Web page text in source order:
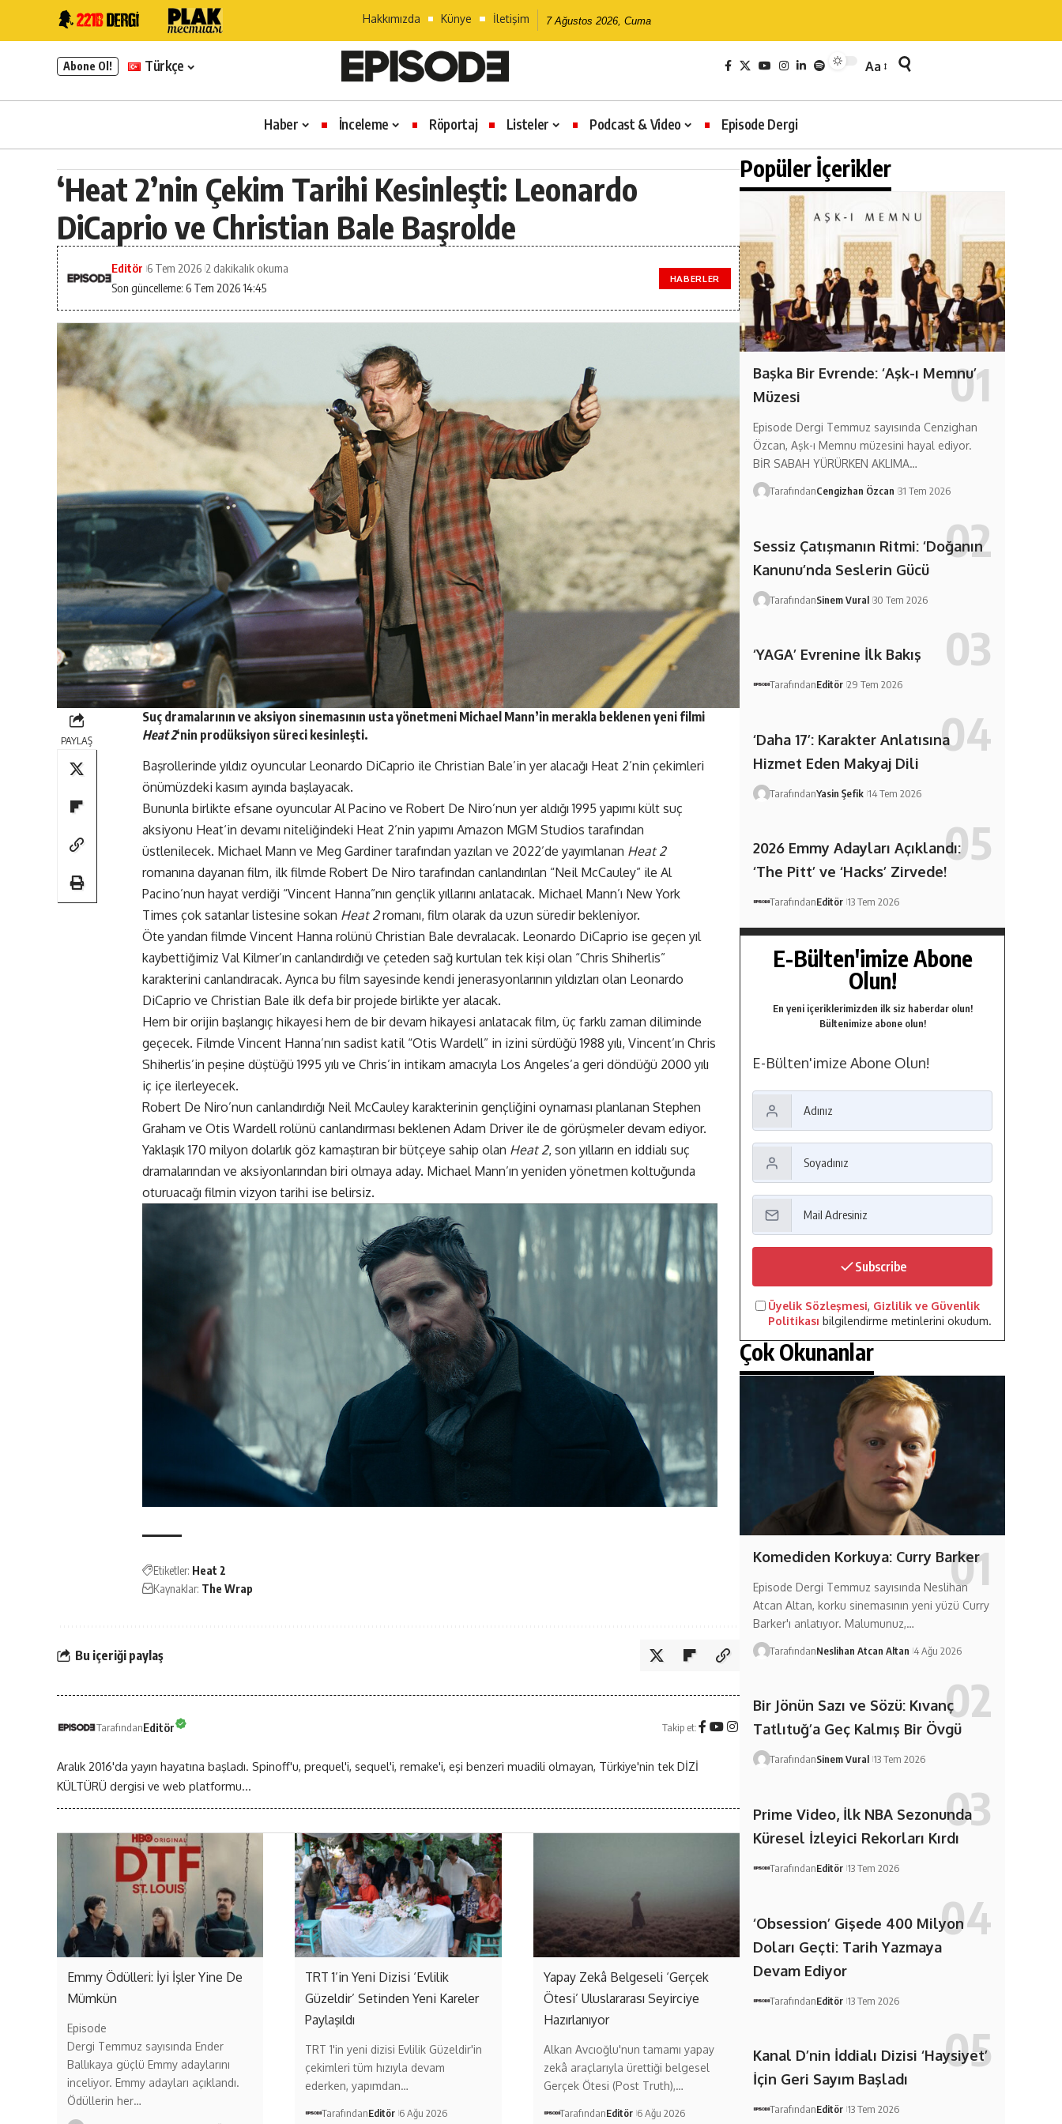
Hakkımızda Künye İletişim 7 Ağustos 2026, Cuma
Abone Ol! Türkçe Aa
Haber İnceleme Röportaj Listeler Podcast & Video Episode Dergi
‘Heat 2’nin Çekim Tarihi Kesinleşti: Leonardo
DiCaprio ve Christian Bale Başrolde
Son güncelleme: 6 Tem 2026 14:45
Editör 6 Tem 2026 2 dakikalık okuma
HABERLER
PAYLAŞ
Suç dramalarının ve aksiyon sinemasının usta yönetmeni Michael Mann’in merakla beklenen yeni filmi
Heat 2‘nin prodüksiyon süreci kesinleşti.
Başrollerinde yıldız oyuncular Leonardo DiCaprio ile Christian Bale’in yer alacağı Heat 2’nin çekimleri
önümüzdeki kasım ayında başlayacak.
Bununla birlikte efsane oyuncular Al Pacino ve Robert De Niro’nun yer aldığı 1995 yapımı kült suç
aksiyonu Heat‘in devamı niteliğindeki Heat 2’nin yapımı Amazon MGM Studios tarafından
üstlenilecek. Michael Mann ve Meg Gardiner tarafından yazılan ve 2022’de yayımlanan Heat 2
romanına dayanan film, ilk filmde Robert De Niro tarafından canlandırılan “Neil McCauley” ile Al
Pacino’nun hayat verdiği “Vincent Hanna”nın gençlik yıllarını anlatacak. Michael Mann’ı New York
Times çok satanlar listesine sokan Heat 2romanı, film olarak da uzun süredir bekleniyor.
Öte yandan filmde Vincent Hanna rolünü Christian Bale devralacak. Leonardo DiCaprio ise geçen yıl
kaybettiğimiz Val Kilmer’ın canlandırdığı ve çeteden sağ kurtulan tek kişi olan “Chris Shiherlis”
karakterini canlandıracak. Ayrıca bu film sayesinde kendi jenerasyonlarının yıldızları olan Leonardo
DiCaprio ve Christian Bale ilk defa bir projede birlikte yer alacak.
Hem bir orijin başlangıç hikayesi hem de bir devam hikayesi anlatacak film, üç farklı zaman diliminde
geçecek. Filmde Vincent Hanna’nın sadist katil “Otis Wardell” in izini sürdüğü 1988 yılı, Vincent’ın Chris
Shiherlis’in peşine düştüğü 1995 yılı ve Chris’in intikam amacıyla Los Angeles’a geri döndüğü 2000 yılı
iç içe ilerleyecek.
Robert De Niro’nun canlandırdığı Neil McCauley karakterinin gençliğini oynaması planlanan Stephen
Graham ve Otis Wardell rolünü canlandırması beklenen Adam Driver ile de görüşmeler devam ediyor.
Yaklaşık 170 milyon dolarlık göz kamaştıran bir bütçeye sahip olan Heat 2, son yılların en iddialı suç
dramalarından ve aksiyonlarından biri olmaya aday. Michael Mann’ın yeniden yönetmen koltuğunda
oturuacağı filmin vizyon tarihi ise belirsiz.
Etiketler: Heat 2
Kaynaklar: The Wrap
Bu içeriği paylaş
TarafındanEditör Takip et:
Aralık 2016'da yayın hayatına başladı. Spinoff'u, prequel'i, sequel'i, remake'i, eşi benzeri muadili olmayan, Türkiye'nin tek DİZİ
KÜLTÜRÜ dergisi ve web platformu...
Emmy Ödülleri: İyi İşler Yine De
Mümkün
Episode
Dergi Temmuz sayısında Ender
Ballıkaya güçlü Emmy adaylarını
inceliyor. Emmy adayları açıklandı.
Ödüllerin her…
TRT 1’in Yeni Dizisi ‘Evlilik
Güzeldir’ Setinden Yeni Kareler
Paylaşıldı
TRT 1'in yeni dizisi Evlilik Güzeldir'in
çekimleri tüm hızıyla devam
ederken, yapımdan…
TarafındanEditör 6 Ağu 2026
Yapay Zekâ Belgeseli ‘Gerçek
Ötesi’ Uluslararası Seyirciye
Hazırlanıyor
Alkan Avcıoğlu'nun tamamı yapay
zekâ araçlarıyla ürettiği belgesel
Gerçek Ötesi (Post Truth),…
TarafındanEditör 6 Ağu 2026
Popüler İçerikler
Başka Bir Evrende: ‘Aşk-ı Memnu’
Müzesi
Episode Dergi Temmuz sayısında Cenzighan
Özcan, Aşk-ı Memnu müzesini hayal ediyor.
BİR SABAH YÜRÜRKEN AKLIMA…
TarafındanCengizhan Özcan 31 Tem 2026
Sessiz Çatışmanın Ritmi: ‘Doğanın
Kanunu’nda Seslerin Gücü
TarafındanSinem Vural 30 Tem 2026
‘YAGA’ Evrenine İlk Bakış
TarafındanEditör 29 Tem 2026
‘Daha 17’: Karakter Anlatısına
Hizmet Eden Makyaj Dili
TarafındanYasin Şefik 14 Tem 2026
2026 Emmy Adayları Açıklandı:
‘The Pitt’ ve ‘Hacks’ Zirvede!
TarafındanEditör 13 Tem 2026
E-Bülten'imize Abone
Olun!
En yeni içeriklerimizden ilk siz haberdar olun!
Bültenimize abone olun!
E-Bülten'imize Abone Olun!
Subscribe
Üyelik Sözleşmesi, Gizlilik ve Güvenlik
Politikası bilgilendirme metinlerini okudum.
Çok Okunanlar
Komediden Korkuya: Curry Barker
Episode Dergi Temmuz sayısında Neslihan
Atcan Altan, korku sinemasının yeni yüzü Curry
Barker'ı anlatıyor. Malumunuz,…
TarafındanNeslihan Atcan Altan 4 Ağu 2026
Bir Jönün Sazı ve Sözü: Kıvanç
Tatlıtuğ’a Geç Kalmış Bir Övgü
TarafındanSinem Vural 13 Tem 2026
Prime Video, İlk NBA Sezonunda
Küresel İzleyici Rekorları Kırdı
TarafındanEditör 13 Tem 2026
‘Obsession’ Gişede 400 Milyon
Doları Geçti: Tarih Yazmaya
Devam Ediyor
TarafındanEditör 13 Tem 2026
Kanal D’nin İddialı Dizisi ‘Haysiyet’
İçin Geri Sayım Başladı
TarafındanEditör 13 Tem 2026